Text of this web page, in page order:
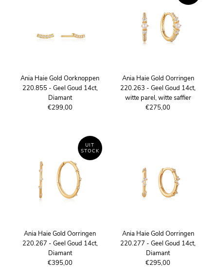
Ania Haie Gold Oorknoppen
220.855 - Geel Goud 14ct,
Diamant
€299,00
Ania Haie Gold Oorringen
220.263 - Geel Goud 14ct,
witte parel, witte saffier
€275,00
UIT
STOCK
Ania Haie Gold Oorringen
220.267 - Geel Goud 14ct,
Diamant
€395,00
Ania Haie Gold Oorringen
220.277 - Geel Goud 14ct,
Diamant
€295,00